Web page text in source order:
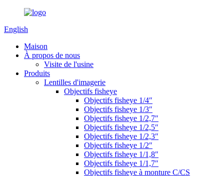
English
Maison
À propos de nous
Visite de l'usine
Produits
Lentilles d'imagerie
Objectifs fisheye
Objectifs fisheye 1/4″
Objectifs fisheye 1/3″
Objectifs fisheye 1/2,7″
Objectifs fisheye 1/2,5″
Objectifs fisheye 1/2,3″
Objectifs fisheye 1/2″
Objectifs fisheye 1/1,8″
Objectifs fisheye 1/1,7″
Objectifs fisheye à monture C/CS